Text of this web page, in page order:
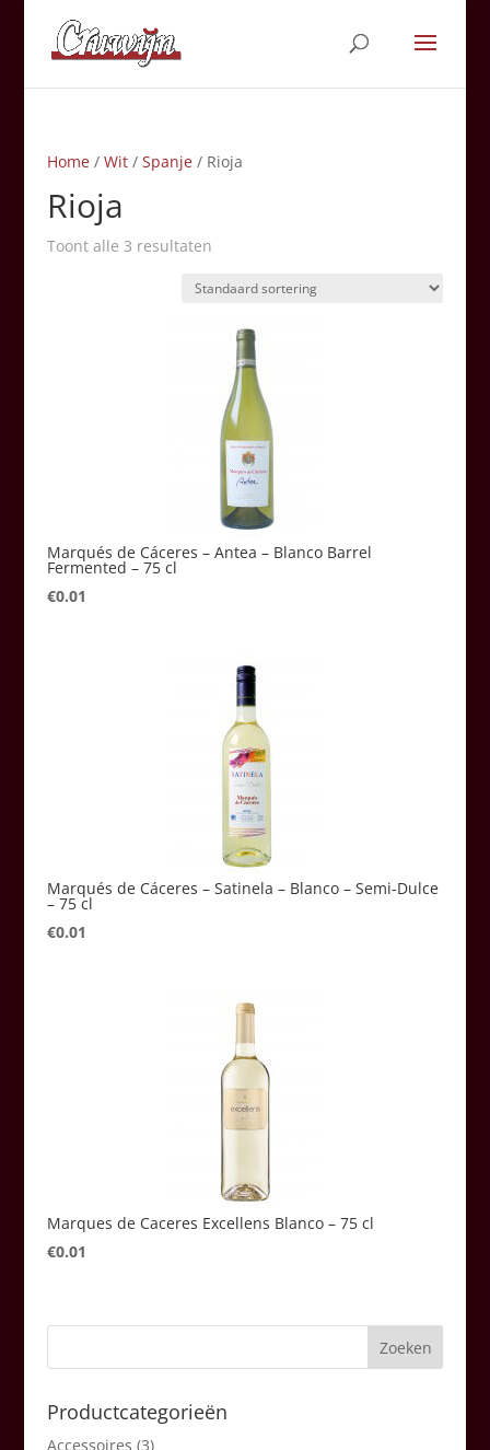
Home/ Wit/ Spanje/ Rioja
Rioja
Toont alle 3 resultaten
Marqués de Cáceres – Antea – Blanco Barrel
Fermented – 75 cl
€0.01
Marqués de Cáceres – Satinela – Blanco – Semi-Dulce
– 75 cl
€0.01
Marques de Caceres Excellens Blanco – 75 cl
€0.01
Productcategorieën
Accessoires (3)